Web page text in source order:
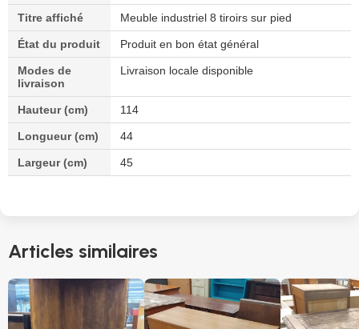
Titre affiché Meuble industriel 8 tiroirs sur pied
État du produit Produit en bon état général
Modes de
livraison
Livraison locale disponible
Hauteur (cm) 114
Longueur (cm) 44
Largeur (cm) 45
Articles similaires